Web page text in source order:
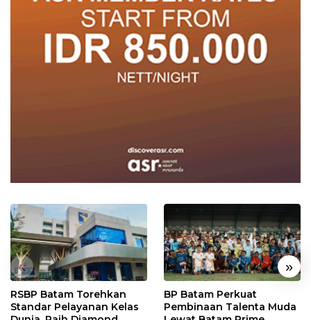
« »
RSBP Batam Torehkan
Standar Pelayanan Kelas
BP Batam Perkuat
Pembinaan Talenta Muda